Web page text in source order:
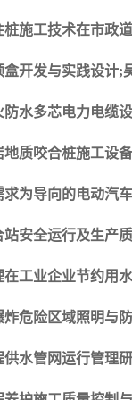
桩施工技术在市政
盒开发与实践设计;
防水多芯电力电缆
地质咬合桩施工设
求为导向的电动汽
站安全运行及生产
在工业企业节约用
炸危险区域照明与
供水管网运行管理